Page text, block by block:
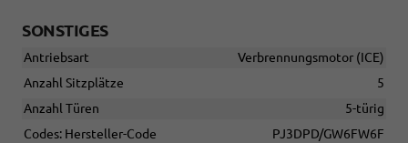
SONSTIGES
Antriebsart
Verbrennungsmotor (ICE)
Anzahl Sitzplätze
5
Anzahl Türen
5-türig
Codes: Hersteller-Code
PJ3DPD/GW6FW6F